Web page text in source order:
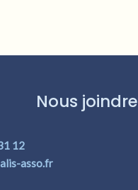
Nous joindre
12
asso.fr